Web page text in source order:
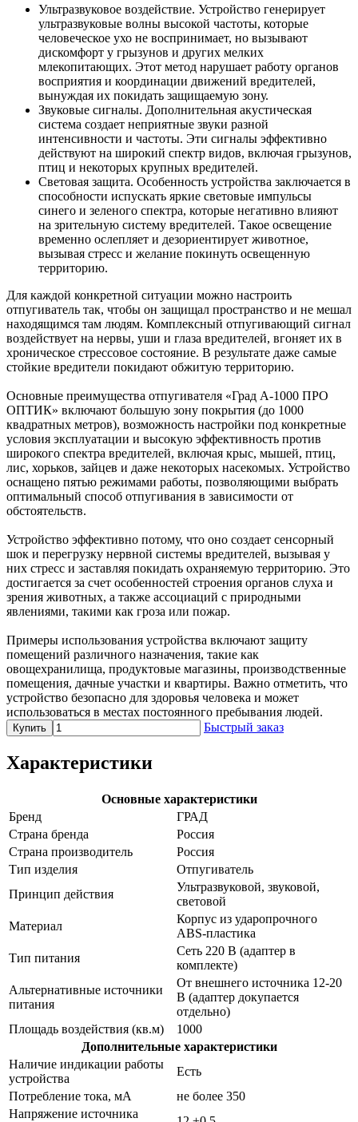
Ультразвуковое воздействие. Устройство генерирует
ультразвуковые волны высокой частоты, которые
человеческое ухо не воспринимает, но вызывают
дискомфорт у грызунов и других мелких
млекопитающих. Этот метод нарушает работу органов
восприятия и координации движений вредителей,
вынуждая их покидать защищаемую зону.
Звуковые сигналы. Дополнительная акустическая
система создает неприятные звуки разной
интенсивности и частоты. Эти сигналы эффективно
действуют на широкий спектр видов, включая грызунов,
птиц и некоторых крупных вредителей.
Световая защита. Особенность устройства заключается в
способности испускать яркие световые импульсы
синего и зеленого спектра, которые негативно влияют
на зрительную систему вредителей. Такое освещение
временно ослепляет и дезориентирует животное,
вызывая стресс и желание покинуть освещенную
территорию.
Для каждой конкретной ситуации можно настроить
отпугиватель так, чтобы он защищал пространство и не мешал
находящимся там людям. Комплексный отпугивающий сигнал
воздействует на нервы, уши и глаза вредителей, вгоняет их в
хроническое стрессовое состояние. В результате даже самые
стойкие вредители покидают обжитую территорию.
Основные преимущества отпугивателя «Град А-1000 ПРО
ОПТИК» включают большую зону покрытия (до 1000
квадратных метров), возможность настройки под конкретные
условия эксплуатации и высокую эффективность против
широкого спектра вредителей, включая крыс, мышей, птиц,
лис, хорьков, зайцев и даже некоторых насекомых. Устройство
оснащено пятью режимами работы, позволяющими выбрать
оптимальный способ отпугивания в зависимости от
обстоятельств.
Устройство эффективно потому, что оно создает сенсорный
шок и перегрузку нервной системы вредителей, вызывая у
них стресс и заставляя покидать охраняемую территорию. Это
достигается за счет особенностей строения органов слуха и
зрения животных, а также ассоциаций с природными
явлениями, такими как гроза или пожар.
Примеры использования устройства включают защиту
помещений различного назначения, такие как
овощехранилища, продуктовые магазины, производственные
помещения, дачные участки и квартиры. Важно отметить, что
устройство безопасно для здоровья человека и может
использоваться в местах постоянного пребывания людей.
Купить Быстрый заказ
Характеристики
Основные характеристики
Бренд
ГРАД
Страна бренда
Россия
Страна производитель
Россия
Тип изделия
Отпугиватель
Принцип действия
Ультразвуковой, звуковой,
световой
Материал
Корпус из ударопрочного
ABS-пластика
Тип питания
Сеть 220 В (адаптер в
комплекте)
Альтернативные источники
питания
От внешнего источника 12-20
В (адаптер докупается
отдельно)
Площадь воздействия (кв.м)
1000
Дополнительные характеристики
Наличие индикации работы
устройства
Есть
Потребление тока, мА
не более 350
Напряжение источника